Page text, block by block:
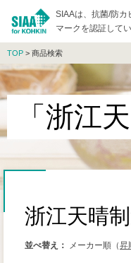
SIAAは、抗菌/防カ
マークを認証して
TOP > 商品検索
「浙江
浙江天晴
並べ替え： メーカー順（昇